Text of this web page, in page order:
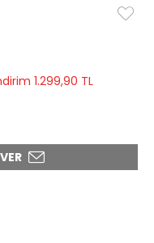
1.299,90 TL